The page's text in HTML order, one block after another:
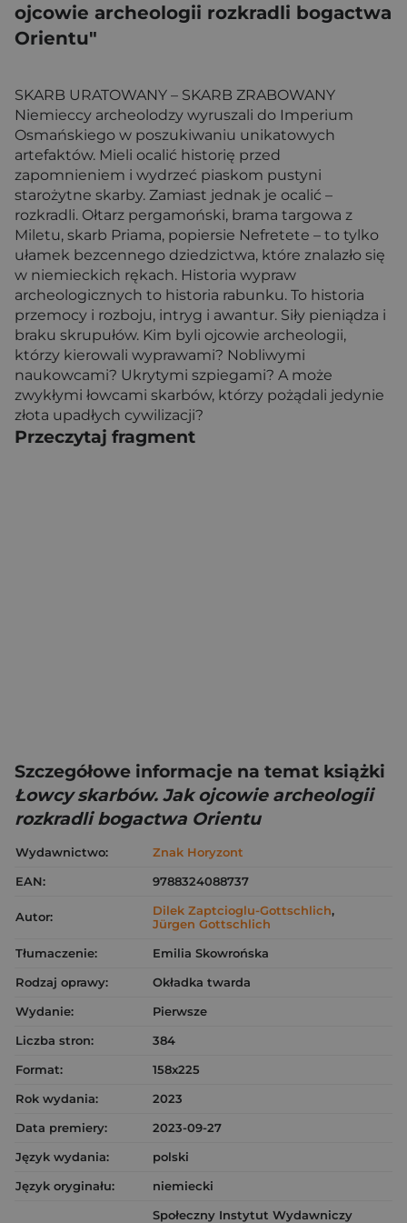
ojcowie archeologii rozkradli bogactwa
Orientu"
SKARB URATOWANY – SKARB ZRABOWANY
Niemieccy archeolodzy wyruszali do Imperium
Osmańskiego w poszukiwaniu unikatowych
artefaktów. Mieli ocalić historię przed
zapomnieniem i wydrzeć piaskom pustyni
starożytne skarby. Zamiast jednak je ocalić –
rozkradli. Ołtarz pergamoński, brama targowa z
Miletu, skarb Priama, popiersie Nefretete – to tylko
ułamek bezcennego dziedzictwa, które znalazło się
w niemieckich rękach. Historia wypraw
archeologicznych to historia rabunku. To historia
przemocy i rozboju, intryg i awantur. Siły pieniądza i
braku skrupułów. Kim byli ojcowie archeologii,
którzy kierowali wyprawami? Nobliwymi
naukowcami? Ukrytymi szpiegami? A może
zwykłymi łowcami skarbów, którzy pożądali jedynie
złota upadłych cywilizacji?
Przeczytaj fragment
Szczegółowe informacje na temat książki
Łowcy skarbów. Jak ojcowie archeologii
rozkradli bogactwa Orientu
Wydawnictwo:
Znak Horyzont
EAN:
9788324088737
Autor: Dilek Zaptcioglu-Gottschlich,
Jürgen Gottschlich
Tłumaczenie:
Emilia Skowrońska
Rodzaj oprawy:
Okładka twarda
Wydanie:
Pierwsze
Liczba stron:
384
Format:
158x225
Rok wydania:
2023
Data premiery:
2023-09-27
Język wydania:
polski
Język oryginału:
niemiecki
Społeczny Instytut Wydawniczy